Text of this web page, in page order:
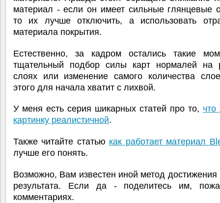
материал - если он имеет сильные глянцевые
то их лучше отключить, а использовать
материала покрытия.
Естественно, за кадром остались такие
тщательный подбор силы карт нормалей на
слоях или изменение самого количества
этого для начала хватит с лихвой.
У меня есть серия шикарных статей про то, что
картинку реалистичной.
Также читайте статью как работает материал
лучше его понять.
Возможно, Вам известен иной метод достижения
результата. Если да - поделитесь им,
комментариях.